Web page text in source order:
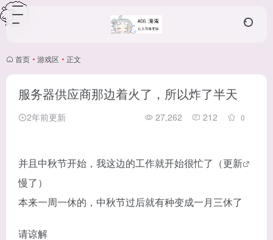
首页 • 游戏区 • 正文
服务器供应商那边着火了，所以炸了半天
2年前更新 27,262 212 0
并且中秋节开始，我这边的工作就开始很忙了（更新
慢了）
本来一周一休的，中秋节过后就有种变成一月三休了
请谅解